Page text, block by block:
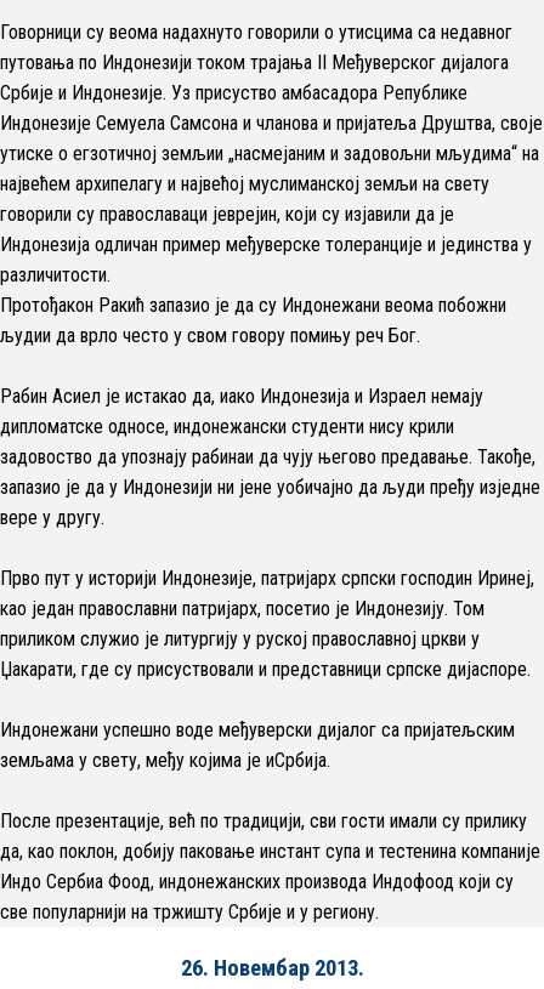
Говорници су веома надахнуто говорили о утисцима са недавног
путовања по Индонезији током трајања II Међуверског дијалога
Србије и Индонезије. Уз присуство амбасадора Републике
Индонезије Семуела Самсона и чланова и пријатеља Друштва, своје
утиске о егзотичној земљии „насмејаним и задовољни мљудима“ на
највећем архипелагу и највећој муслиманској земљи на свету
говорили су православаци јеврејин, који су изјавили да је
Индонезија одличан пример међуверске толеранције и јединства у
различитости.
Протођакон Ракић запазио је да су Индонежани веома побожни
људии да врло често у свом говору помињу реч Бог.
Рабин Асиел је истакао да, иако Индонезија и Израел немају
дипломатске односе, индонежански студенти нису крили
задовоство да упознају рабинаи да чују његово предавање. Такође,
запазио је да у Индонезији ни јене уобичајно да људи пређу изједне
вере у другу.
Прво пут у историји Индонезије, патријарх српски господин Иринеј,
као један православни патријарх, посетио је Индонезију. Том
приликом служио је литургију у руској православној цркви у
Џакарати, где су присуствовали и представници српске дијаспоре.
Индонежани успешно воде међуверски дијалог са пријатељским
земљама у свету, међу којима је иСрбија.
После презентације, већ по традицији, сви гости имали су прилику
да, као поклон, добију паковање инстант супа и тестенина компаније
Индо Сербиа Фоод, индонежанских производа Индофоод који су
све популарнији на тржишту Србије и у региону.
26. Новембар 2013.